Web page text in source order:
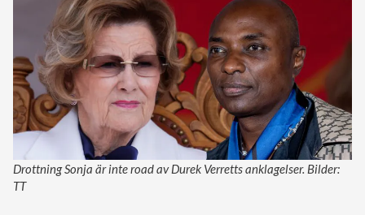
Drottning Sonja är inte road av Durek Verretts anklagelser. Bilder:
TT